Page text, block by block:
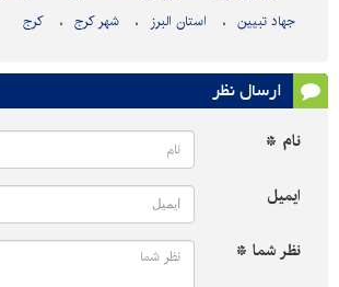
جهاد تبیین
استان البرز شهر کرج کرج
ارسال نظر
نام *
ایمیل
نظر شما *